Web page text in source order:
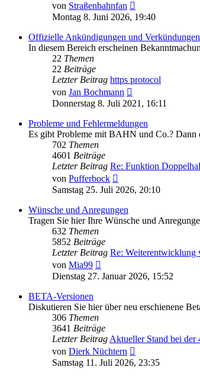
von Straßenbahnfan
Beitrag
Montag 8. Juni 2026, 19:40
Offizielle Ankündigungen und
In diesem Bereich erscheinen
22 Themen
22 Beiträge
Letzter Beitrag https protocol
von Jan Bochmann
Beitrag
Donnerstag 8. Juli 2021, 16:11
Probleme und Fehlermeldungen
Es gibt Probleme mit BAHN und Co.? Dann
702 Themen
4601 Beiträge
Letzter Beitrag Re: Funktion
von Pufferbock
Beitrag
Samstag 25. Juli 2026, 20:10
Wünsche und Anregungen
Tragen Sie hier Ihre Wünsche und
632 Themen
5852 Beiträge
Letzter Beitrag Re:
von Mia99
Beitrag
Dienstag 27. Januar 2026, 15:52
BETA-Versionen
Diskutieren Sie hier über neu erschienene
306 Themen
3641 Beiträge
Letzter BeitragAktueller Stand bei der
von Dierk Nüchtern
Beitrag
Samstag 11. Juli 2026, 23:35